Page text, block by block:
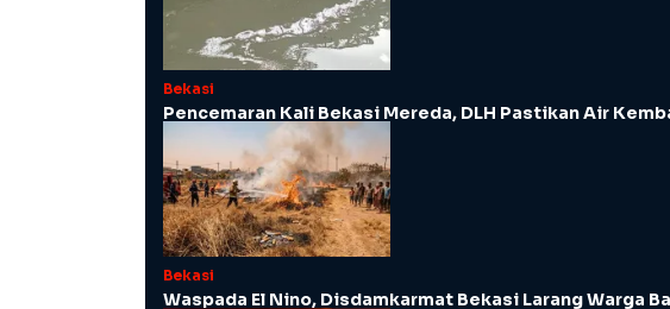
Bekasi
Pencemaran Kali Bekasi Mereda, DLH Pastikan Air
Bekasi
Waspada El Nino, Disdamkarmat Bekasi Larang Warga